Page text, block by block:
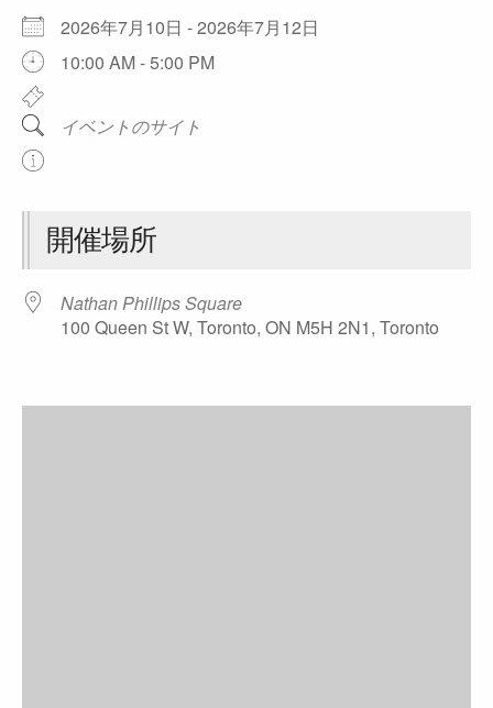
2026年7月10日 - 2026年7月12日
10:00 AM - 5:00 PM
イベントのサイト
開催場所
Nathan Phillips Square
100 Queen St W, Toronto, ON M5H 2N1, Toronto